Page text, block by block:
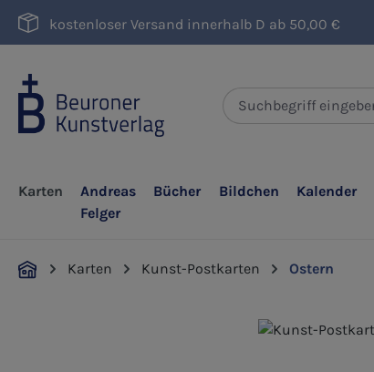
Hauptinhalt springen
Zur Suche springen
Zur Hauptnavigation springen
kostenloser Versand innerhalb D ab 50,00 €
Karten
Andreas
Felger
Bücher Bildchen Kalender
Karten Kunst-Postkarten Ostern